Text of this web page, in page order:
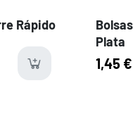
Rápido
Plata
1,45 €